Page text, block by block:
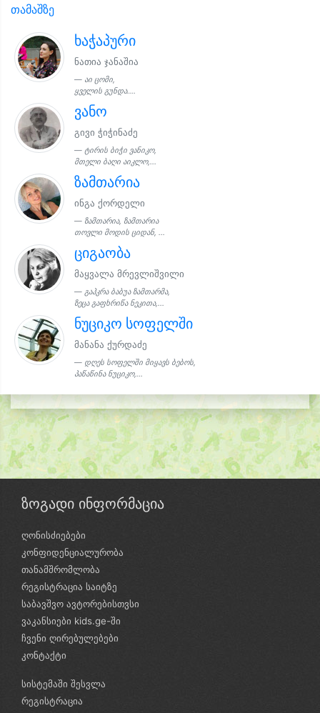
თამაშზე
ხაჭაპური
ნათია ჯანაშია
აი ცომი,
ყველის გუნდა....
ვანო
გივი ჭიჭინაძე
ტირის ბიჭი ვანიკო,
მთელი ბაღი აიკლო,...
ზამთარია
ინგა ქორდელი
ზამთარია, ზამთარია
თოვლი მოდის ციდან, ...
ციგაობა
მაყვალა მრევლიშვილი
გაჰკრა ბაბუა ზამთარმა,
ზეცა გაფხრიწა ნეკითა,...
ნუციკო სოფელში
მანანა ქურდაძე
დღეს სოფელში მიყავს ბებოს,
პაწაწინა ნუციკო,...
ზოგადი ინფორმაცია
ღონისძიებები
კონფიდენციალურობა
თანამშრომლობა
რეგისტრაცია საიტზე
საბავშვო ავტორებისთვსი
ვაკანსიები kids.ge-ში
ჩვენი ღირებულებები
კონტაქტი
სისტემაში შესვლა
რეგისტრაცია